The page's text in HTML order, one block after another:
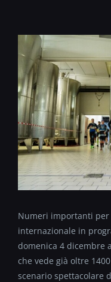
Numeri importanti per
internazionale in
domenica 4 dicembre
che vede già oltre
scenario spettacolare